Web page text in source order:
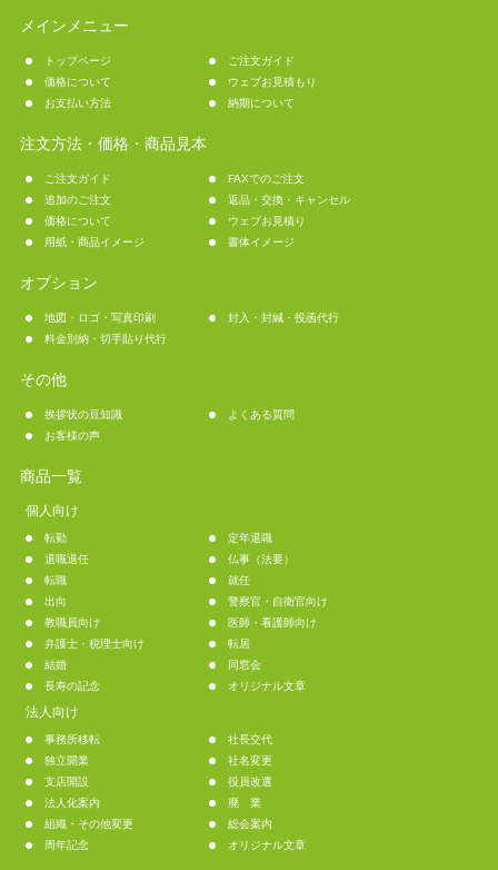
メインメニュー
トップページ
ご注文ガイド
価格について
ウェブお見積もり
お支払い方法
納期について
注文方法・価格・商品見本
ご注文ガイド
FAXでのご注文
追加のご注文
返品・交換・キャンセル
価格について
ウェブお見積り
用紙・商品イメージ
書体イメージ
オプション
地図・ロゴ・写真印刷
封入・封緘・投函代行
料金別納・切手貼り代行
その他
挨拶状の豆知識
よくある質問
お客様の声
商品一覧
個人向け
転勤
定年退職
退職退任
仏事（法要）
転職
就任
出向
警察官・自衛官向け
教職員向け
医師・看護師向け
弁護士・税理士向け
転居
結婚
同窓会
長寿の記念
オリジナル文章
法人向け
事務所移転
社長交代
独立開業
社名変更
支店開設
役員改選
法人化案内
廃 業
組織・その他変更
総会案内
周年記念
オリジナル文章